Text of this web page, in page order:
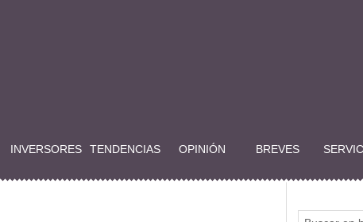
INVERSORES TENDENCIAS OPINIÓN BREVES